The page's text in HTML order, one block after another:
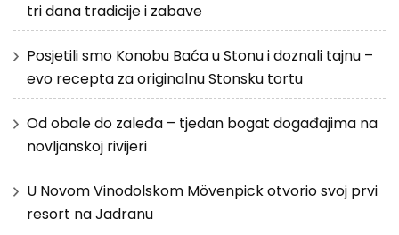
tri dana tradicije i zabave
Posjetili smo Konobu Baća u Stonu i doznali tajnu –
evo recepta za originalnu Stonsku tortu
Od obale do zaleđa – tjedan bogat događajima na
novljanskoj rivijeri
U Novom Vinodolskom Mövenpick otvorio svoj prvi
resort na Jadranu